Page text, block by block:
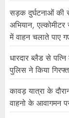
सड़क दुर्घटनाओं की
अभियान,
में वाहन चलाते पाए
धारदार ब्लैड से
पुलिस ने किया
कावड़ यात्रा के
वाहनो के आवागमन